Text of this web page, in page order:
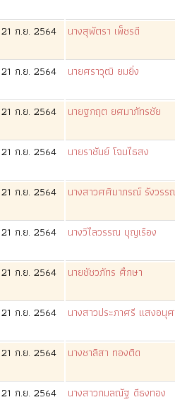
21 ก.ย. 2564
นางสุพัตรา เพ็ชรดี
21 ก.ย. 2564
นายศราวุฒิ ยมยิ่ง
21 ก.ย. 2564
นายฐกฤต ยศมาภัทรชัย
21 ก.ย. 2564
นายราชันย์ โฉมไธสง
21 ก.ย. 2564
นางสาวศศิมาภรณ์ รังวรร
21 ก.ย. 2564
นางวิไลวรรณ บุญเรือง
21 ก.ย. 2564
นายชัชวภัทร ศึกษา
21 ก.ย. 2564
นางสาวประภาศรี แสงอนุ
21 ก.ย. 2564
นางชาลิสา ทองติด
21 ก.ย. 2564
นางสาวกมลณัฐ ดีธงทอง